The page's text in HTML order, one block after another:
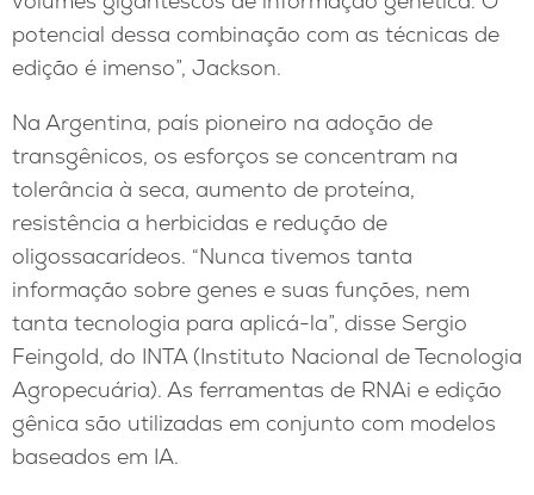
potencial dessa combinação com as técnicas de
edição é imenso”, Jackson.
Na Argentina, país pioneiro na adoção de
transgênicos, os esforços se concentram na
tolerância à seca, aumento de proteína,
resistência a herbicidas e redução de
oligossacarídeos. “Nunca tivemos tanta
informação sobre genes e suas funções, nem
tanta tecnologia para aplicá-la”, disse Sergio
Feingold, do INTA (Instituto Nacional de Tecnologia
Agropecuária). As ferramentas de RNAi e edição
gênica são utilizadas em conjunto com modelos
baseados em IA.